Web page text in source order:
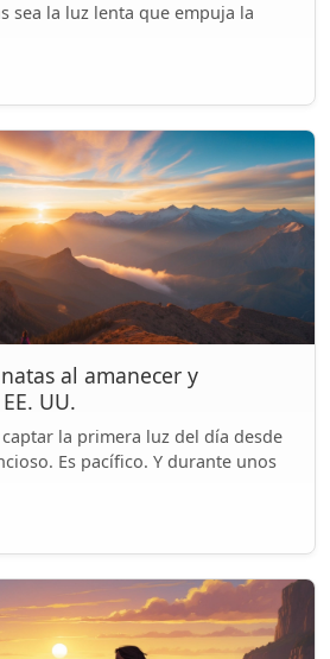
sea la luz lenta que empuja la
al amanecer y
UU.
la primera luz del día desde
Es pacífico. Y durante unos